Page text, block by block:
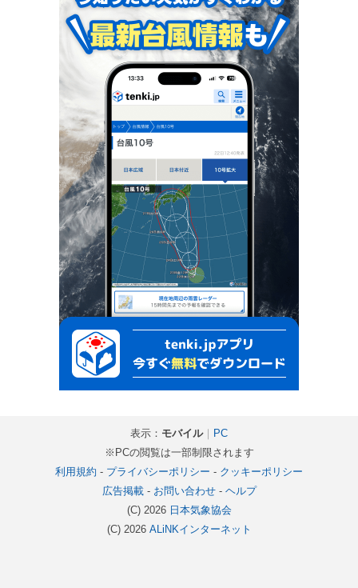
表示： モバイル｜
PC
※PCの閲覧は一部制限されます
利用規約 - プライバシーポリシー - クッキーポリシー
広告掲載- お問い合わせ- ヘルプ
(C) 2026 日本気象協会
(C) 2026 ALiNKインターネット